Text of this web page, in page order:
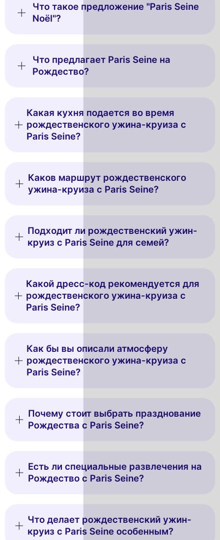
Что такое предложение "Paris Seine
Noël"?
Что предлагает Paris Seine на
Рождество?
Какая кухня подается во время
рождественского ужина-круиза с
Paris Seine?
Каков маршрут рождественского
ужина-круиза с Paris Seine?
Подходит ли рождественский ужин-
круиз с Paris Seine для семей?
Какой дресс-код рекомендуется для
рождественского ужина-круиза с
Paris Seine?
Как бы вы описали атмосферу
рождественского ужина-круиза с
Paris Seine?
Почему стоит выбрать празднование
Рождества с Paris Seine?
Есть ли специальные развлечения на
Рождество с Paris Seine?
Что делает рождественский ужин-
круиз с Paris Seine особенным?